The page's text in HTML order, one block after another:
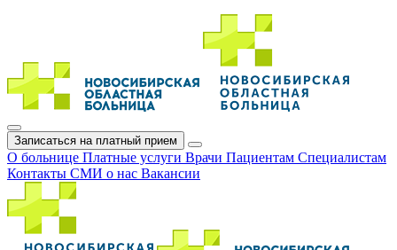
Записаться на платный прием
О больнице Платные услуги Врачи Пациентам Специалистам
Контакты СМИ о нас Вакансии